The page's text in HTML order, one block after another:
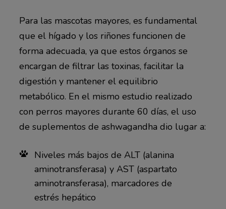
Para las mascotas mayores, es fundamental
que el hígado y los riñones funcionen de
forma adecuada, ya que estos órganos se
encargan de filtrar las toxinas, facilitar la
digestión y mantener el equilibrio
metabólico. En el mismo estudio realizado
con perros mayores durante 60 días, el uso
de suplementos de ashwagandha dio lugar a:
Niveles más bajos de ALT (alanina
aminotransferasa) y AST (aspartato
aminotransferasa), marcadores de
estrés hepático